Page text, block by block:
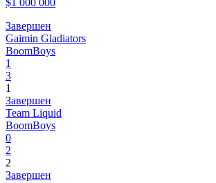
$1 000 000
Завершен
Gaimin Gladiators
BoomBoys
1
3
1
Завершен
Team Liquid
BoomBoys
0
2
2
Завершен